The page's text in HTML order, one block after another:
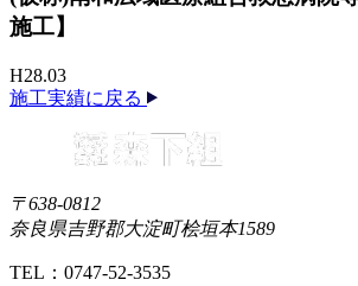
施工】
H28.03
施工実績に戻る
〒638-0812
奈良県吉野郡大淀町桧垣本1589
TEL：0747-52-3535